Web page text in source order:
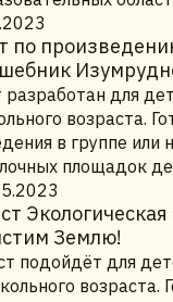
по
разработан для
возраста.
в группе или
площадок
Землю!
подойдёт для
возраста.